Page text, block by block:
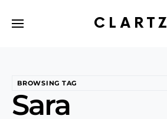
CLARTZ
BROWSING TAG
Sara